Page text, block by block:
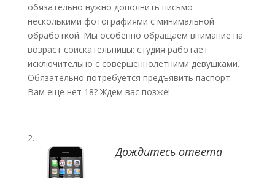
обязательно нужно дополнить письмо
несколькими фотографиями с минимальной
обработкой. Мы особенно обращаем внимание на
возраст соискательницы: студия работает
исключительно с совершеннолетними девушками.
Обязательно потребуется предъявить паспорт.
Вам еще нет 18? Ждем вас позже!
Дождитесь ответа